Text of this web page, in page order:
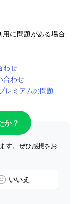
に問題がある場合
わせ
合わせ
レミアムの問題
か？
す。ぜひ感想をお
いいえ